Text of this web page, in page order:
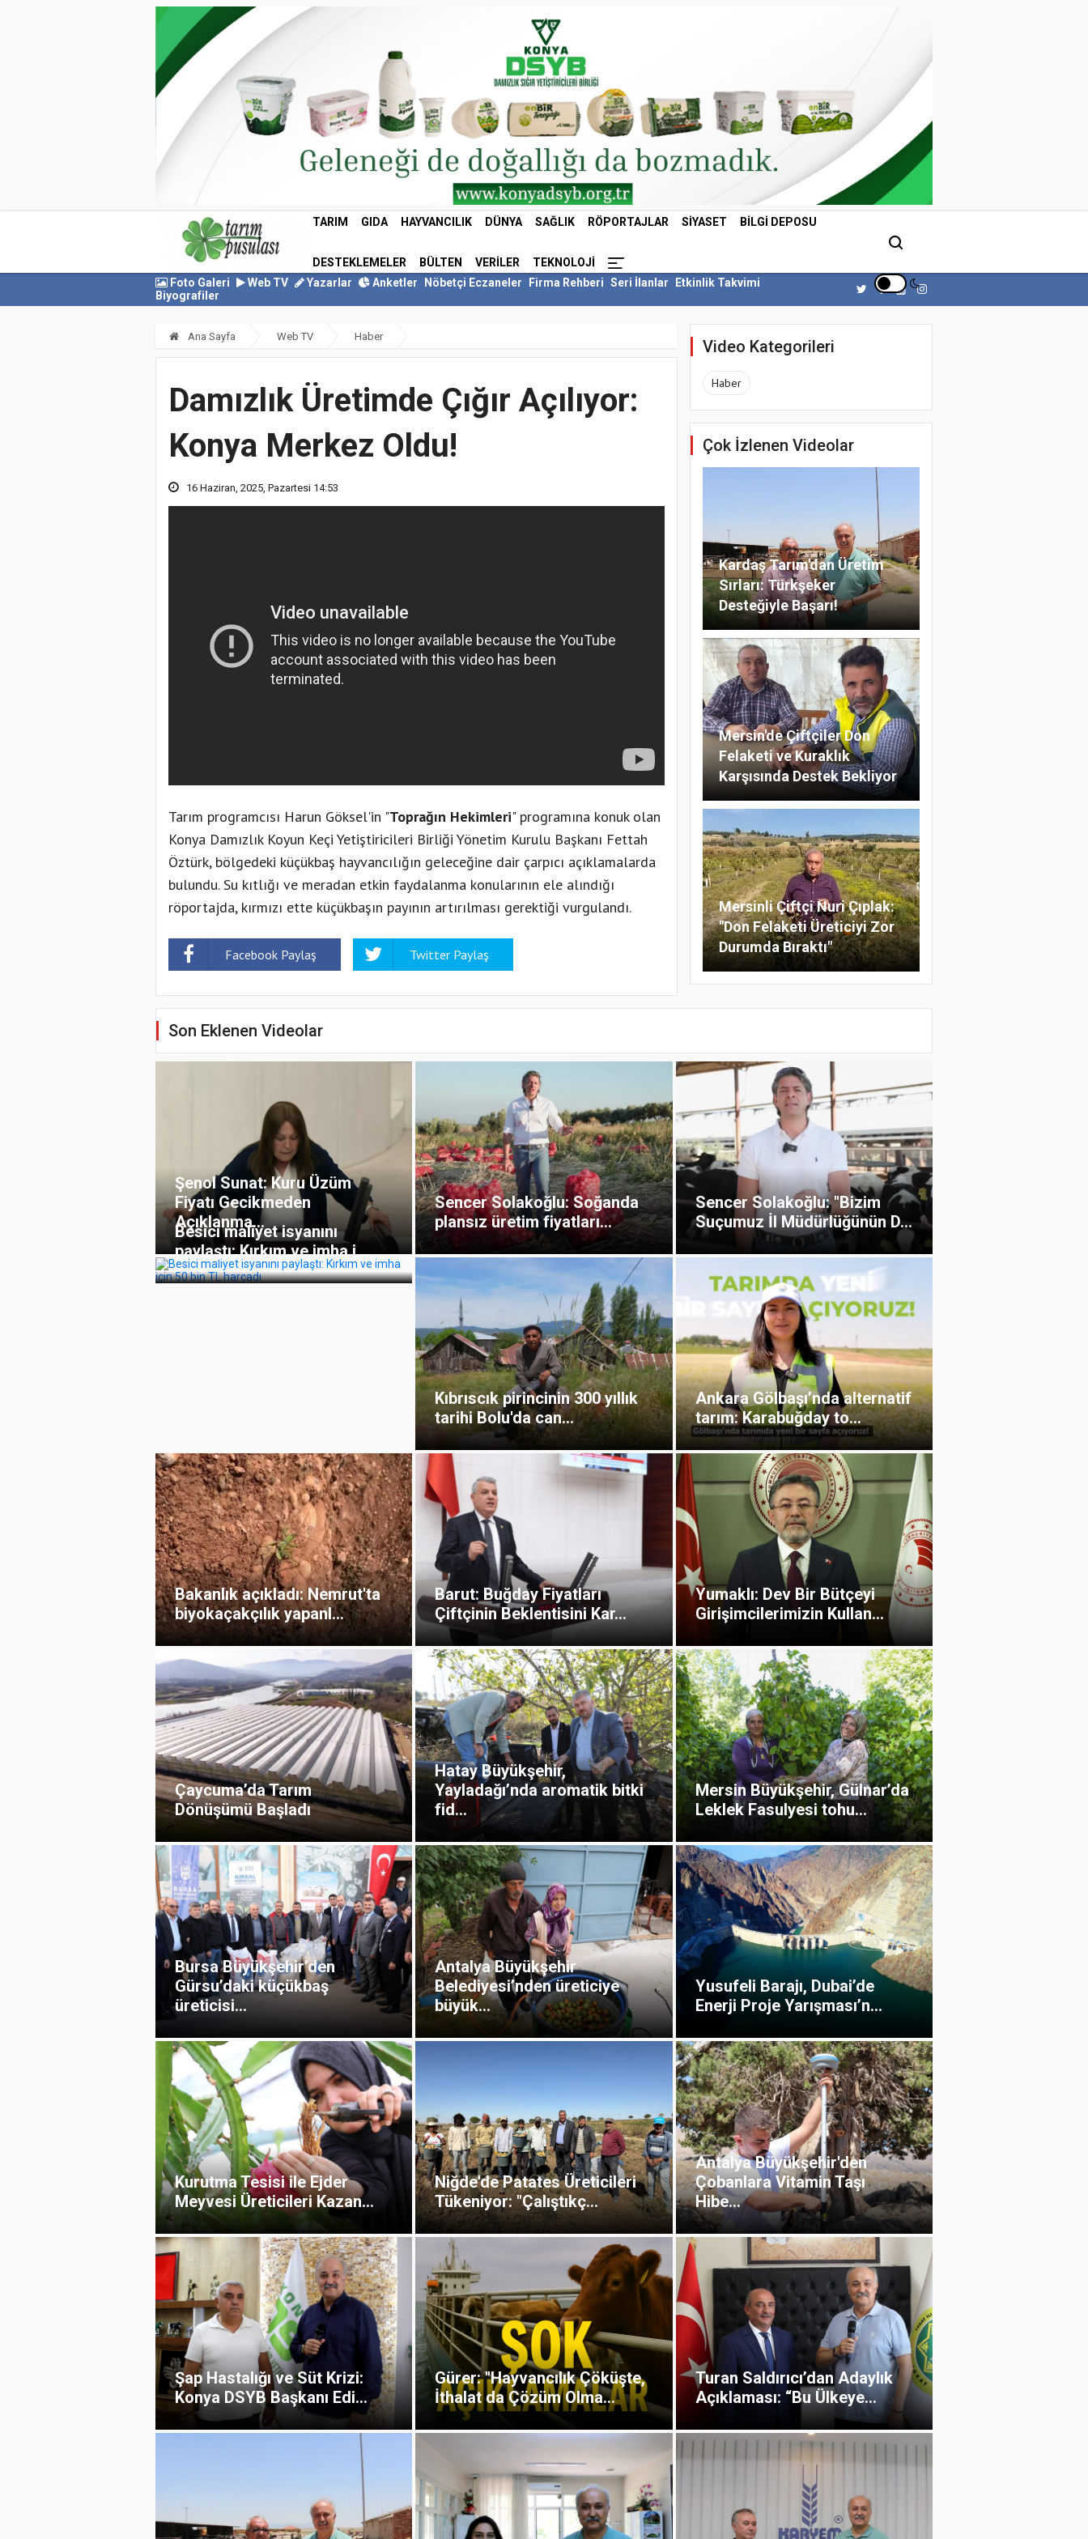
TARIM GIDA HAYVANCILIK DÜNYA SAĞLIK RÖPORTAJLAR SIYASET BILGI DEPOSU
DESTEKLEMELER BÜLTEN VERILER
TEKNOLOJI
Foto Galeri
Web TV Yazarlar Anketler Nöbetçi Eczaneler Firma Rehberi Seri İlanlar
Etkinlik Takvimi
Biyografiler
Ana Sayfa Web TV Haber
Damızlık Üretimde Çığır Açılıyor:
Konya Merkez Oldu!
16 Haziran, 2025, Pazartesi 14:53
Tarım programcısı Harun Göksel'in "Toprağın Hekimleri" programına konuk olan
Konya Damızlık Koyun Keçi Yetiştiricileri Birliği Yönetim Kurulu Başkanı Fettah
Öztürk, bölgedeki küçükbaş hayvancılığın geleceğine dair çarpıcı açıklamalarda
bulundu. Su kıtlığı ve meradan etkin faydalanma konularının ele alındığı
röportajda, kırmızı ette küçükbaşın payının artırılması gerektiği vurgulandı.
Facebook Paylaş Twitter Paylaş
Video Kategorileri
Haber
Çok İzlenen Videolar
Kardaş Tarım'dan Üretim
Sırları: Türkşeker
Desteğiyle Başarı!
Mersin'de Çiftçiler Don
Felaketi ve Kuraklık
Karşısında Destek Bekliyor
Mersinli Çiftçi Nuri Çıplak:
"Don Felaketi Üreticiyi Zor
Durumda Bıraktı"
Son Eklenen Videolar
Şenol Sunat: Kuru Üzüm
Fiyatı Gecikmeden
Açıklanma...
Sencer Solakoğlu: Soğanda
plansız üretim fiyatları...
Sencer Solakoğlu: "Bizim
Suçumuz İl Müdürlüğünün D...
Besici maliyet isyanını
paylaştı: Kırkım ve imha i...
Kıbrıscık pirincinin 300 yıllık
tarihi Bolu'da can...
Ankara Gölbaşı’nda alternatif
tarım: Karabuğday to...
Bakanlık açıkladı: Nemrut'ta
biyokaçakçılık yapanl...
Barut: Buğday Fiyatları
Çiftçinin Beklentisini Kar...
Yumaklı: Dev Bir Bütçeyi
Girişimcilerimizin Kullan...
Çaycuma’da Tarım
Dönüşümü Başladı
Hatay Büyükşehir,
Yayladağı’nda aromatik bitki
fid...
Mersin Büyükşehir, Gülnar’da
Leklek Fasulyesi tohu...
Bursa Büyükşehir’den
Gürsu’daki küçükbaş
üreticisi...
Antalya Büyükşehir
Belediyesi’nden üreticiye
büyük...
Yusufeli Barajı, Dubai’de
Enerji Proje Yarışması’n...
Kurutma Tesisi ile Ejder
Meyvesi Üreticileri Kazan...
Niğde'de Patates Üreticileri
Tükeniyor: "Çalıştıkç...
Antalya Büyükşehir'den
Çobanlara Vitamin Taşı
Hibe...
Şap Hastalığı ve Süt Krizi:
Konya DSYB Başkanı Edi...
Gürer: "Hayvancılık Çöküşte,
İthalat da Çözüm Olma...
Turan Saldırıcı’dan Adaylık
Açıklaması: “Bu Ülkeye...